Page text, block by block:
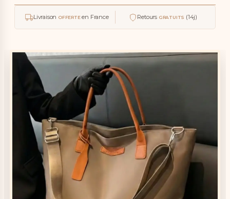
sans."
Livraison OFFERTEen France Retours GRATUITS (14j)